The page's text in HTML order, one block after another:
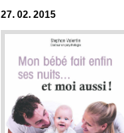
27. 02. 2015